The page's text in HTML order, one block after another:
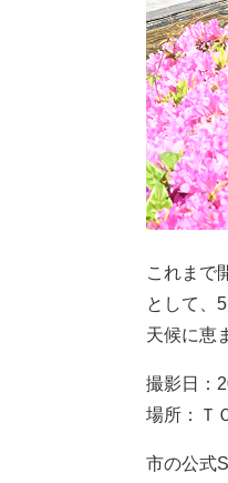
これまで
として、
天候に恵
撮影日：
場所：Ｔ
市の公式